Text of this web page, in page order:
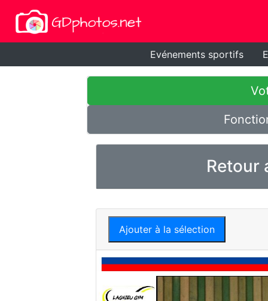
Evénements sportifs
Retour
Ajouter à la sélection